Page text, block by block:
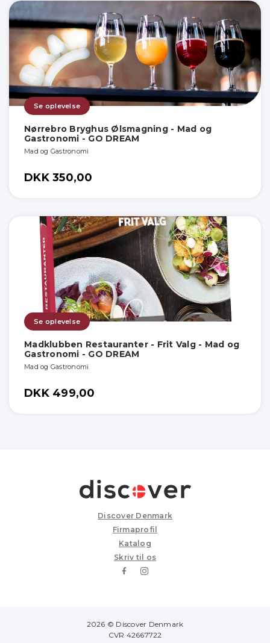
Se oplevelse
Nørrebro Bryghus Ølsmagning - Mad og
Gastronomi - GO DREAM
Mad og Gastronomi
DKK 350,00
Se oplevelse
Madklubben Restauranter - Frit Valg - Mad og
Gastronomi - GO DREAM
Mad og Gastronomi
DKK 499,00
Discover Denmark
Firmaprofil
Katalog
Skriv til os
2026 © Discover Denmark
CVR 42667722